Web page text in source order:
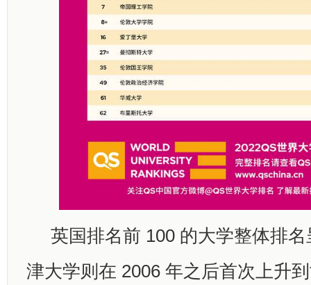
英国排名前 100 的大学整体排名
津大学则在 2006 年之后首次上升